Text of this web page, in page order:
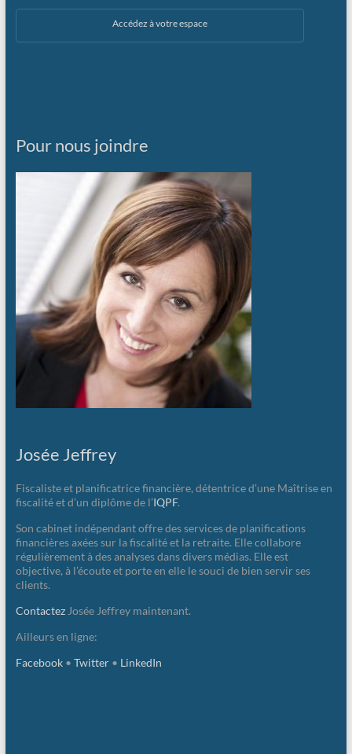
Accédez à votre espace
Pour nous joindre
Josée Jeffrey
Fiscaliste et planificatrice financière, détentrice d’une Maîtrise en
fiscalité et d’un diplôme de l’IQPF.
Son cabinet indépendant offre des services de planifications
financières axées sur la fiscalité et la retraite. Elle collabore
régulièrement à des analyses dans divers médias. Elle est
objective, à l’écoute et porte en elle le souci de bien servir ses
clients.
ContactezJosée Jeffrey maintenant.
Ailleurs en ligne:
Facebook• Twitter• LinkedIn